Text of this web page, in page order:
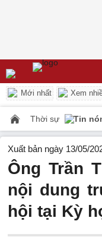
Mới nhất Xem
Thời sự Tin
Xuất bản ngày 13/05/
Ông Trần
nội dung
hội tại Kỳ